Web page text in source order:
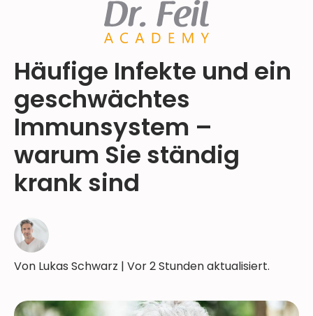
Häufige Infekte und ein
geschwächtes
Immunsystem –
warum Sie ständig
krank sind
Von Lukas Schwarz | Vor 2 Stunden aktualisiert.